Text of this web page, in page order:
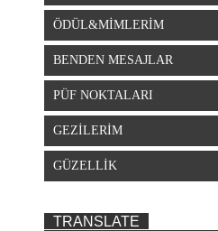
ÖDÜL&MİMLERİM
BENDEN MESAJLAR
PÜF NOKTALARI
GEZİLERİM
GÜZELLİK
TRANSLATE